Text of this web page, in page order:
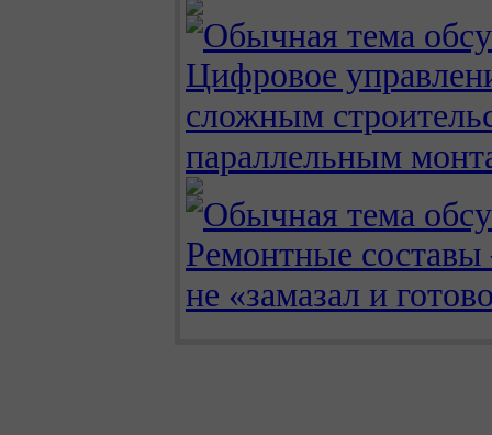
Цифровое
сложным
параллельным
Ремонтные
не «замазал и